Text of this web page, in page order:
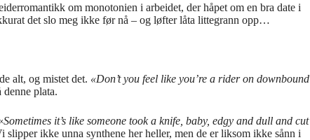
om monotonien i arbeidet, der håpet om en bra date i
det slo meg ikke før nå – og løfter låta littegrann opp…
alt, og mistet det. «Don’t you feel like you’re a rider on downbound
plata.
Sometimes it’s like someone took a knife, baby, edgy and dull and cut
ikke unna synthene her heller, men de er liksom ikke sånn i